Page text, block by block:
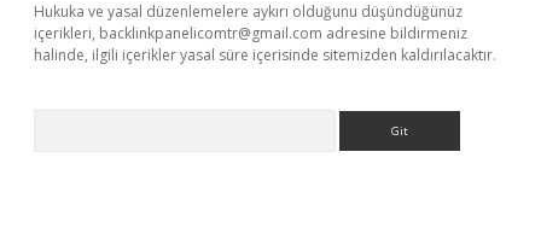
Hukuka ve yasal düzenlemelere aykırı olduğunu düşündüğünüz
içerikleri, backlinkpanelicomtr@gmail.com adresine bildirmeniz
halinde, ilgili içerikler yasal süre içerisinde sitemizden kaldırılacaktır.